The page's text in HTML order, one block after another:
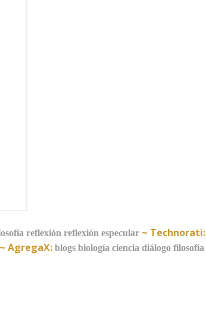
reflexión reflexión especular ~ Technorati:
~AgregaX: blogs biología ciencia diálogo filosofía